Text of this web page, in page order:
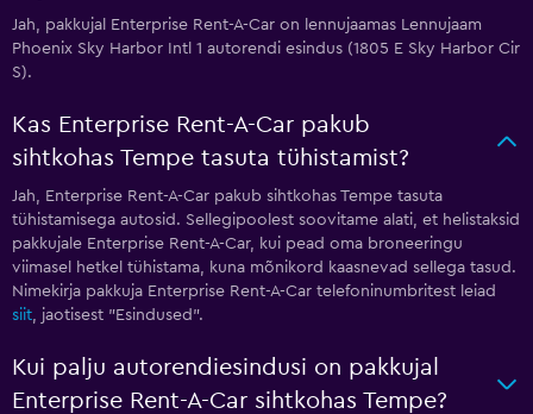
Jah, pakkujal Enterprise Rent-A-Car on lennujaamas Lennujaam
Phoenix Sky Harbor Intl 1 autorendi esindus (1805 E Sky Harbor Cir
S).
Kas Enterprise Rent-A-Car pakub
sihtkohas Tempe tasuta tühistamist?
Jah, Enterprise Rent-A-Car pakub sihtkohas Tempe tasuta
tühistamisega autosid. Sellegipoolest soovitame alati, et helistaksid
pakkujale Enterprise Rent-A-Car, kui pead oma broneeringu
viimasel hetkel tühistama, kuna mõnikord kaasnevad sellega tasud.
Nimekirja pakkuja Enterprise Rent-A-Car telefoninumbritest leiad
siit, jaotisest "Esindused".
Kui palju autorendiesindusi on pakkujal
Enterprise Rent-A-Car sihtkohas Tempe?